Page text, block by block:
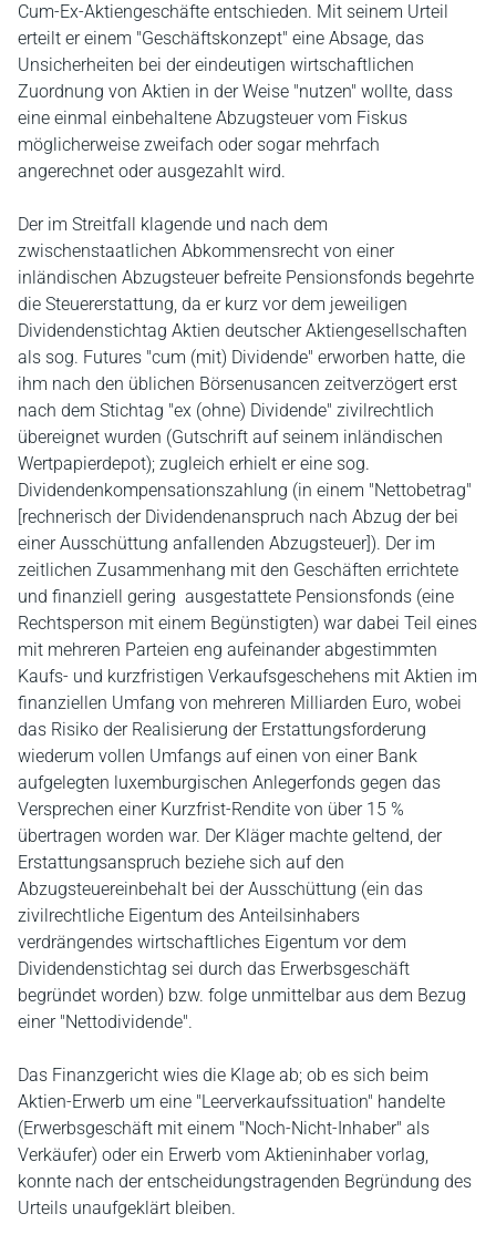
Cum-Ex-Aktiengeschäfte entschieden. Mit seinem Urteil
erteilt er einem "Geschäftskonzept" eine Absage, das
Unsicherheiten bei der eindeutigen wirtschaftlichen
Zuordnung von Aktien in der Weise "nutzen" wollte, dass
eine einmal einbehaltene Abzugsteuer vom Fiskus
möglicherweise zweifach oder sogar mehrfach
angerechnet oder ausgezahlt wird.
Der im Streitfall klagende und nach dem
zwischenstaatlichen Abkommensrecht von einer
inländischen Abzugsteuer befreite Pensionsfonds begehrte
die Steuererstattung, da er kurz vor dem jeweiligen
Dividendenstichtag Aktien deutscher Aktiengesellschaften
als sog. Futures "cum (mit) Dividende" erworben hatte, die
ihm nach den üblichen Börsenusancen zeitverzögert erst
nach dem Stichtag "ex (ohne) Dividende" zivilrechtlich
übereignet wurden (Gutschrift auf seinem inländischen
Wertpapierdepot); zugleich erhielt er eine sog.
Dividendenkompensationszahlung (in einem "Nettobetrag"
[rechnerisch der Dividendenanspruch nach Abzug der bei
einer Ausschüttung anfallenden Abzugsteuer]). Der im
zeitlichen Zusammenhang mit den Geschäften errichtete
und finanziell gering ausgestattete Pensionsfonds (eine
Rechtsperson mit einem Begünstigten) war dabei Teil eines
mit mehreren Parteien eng aufeinander abgestimmten
Kaufs- und kurzfristigen Verkaufsgeschehens mit Aktien im
finanziellen Umfang von mehreren Milliarden Euro, wobei
das Risiko der Realisierung der Erstattungsforderung
wiederum vollen Umfangs auf einen von einer Bank
aufgelegten luxemburgischen Anlegerfonds gegen das
Versprechen einer Kurzfrist-Rendite von über 15 %
übertragen worden war. Der Kläger machte geltend, der
Erstattungsanspruch beziehe sich auf den
Abzugsteuereinbehalt bei der Ausschüttung (ein das
zivilrechtliche Eigentum des Anteilsinhabers
verdrängendes wirtschaftliches Eigentum vor dem
Dividendenstichtag sei durch das Erwerbsgeschäft
begründet worden) bzw. folge unmittelbar aus dem Bezug
einer "Nettodividende".
Das Finanzgericht wies die Klage ab; ob es sich beim
Aktien-Erwerb um eine "Leerverkaufssituation" handelte
(Erwerbsgeschäft mit einem "Noch-Nicht-Inhaber" als
Verkäufer) oder ein Erwerb vom Aktieninhaber vorlag,
konnte nach der entscheidungstragenden Begründung des
Urteils unaufgeklärt bleiben.